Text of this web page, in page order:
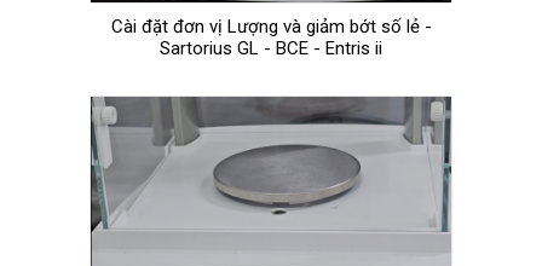
Cài đặt đơn vị Lượng và giảm bớt số lẻ -
Sartorius GL - BCE - Entris ii